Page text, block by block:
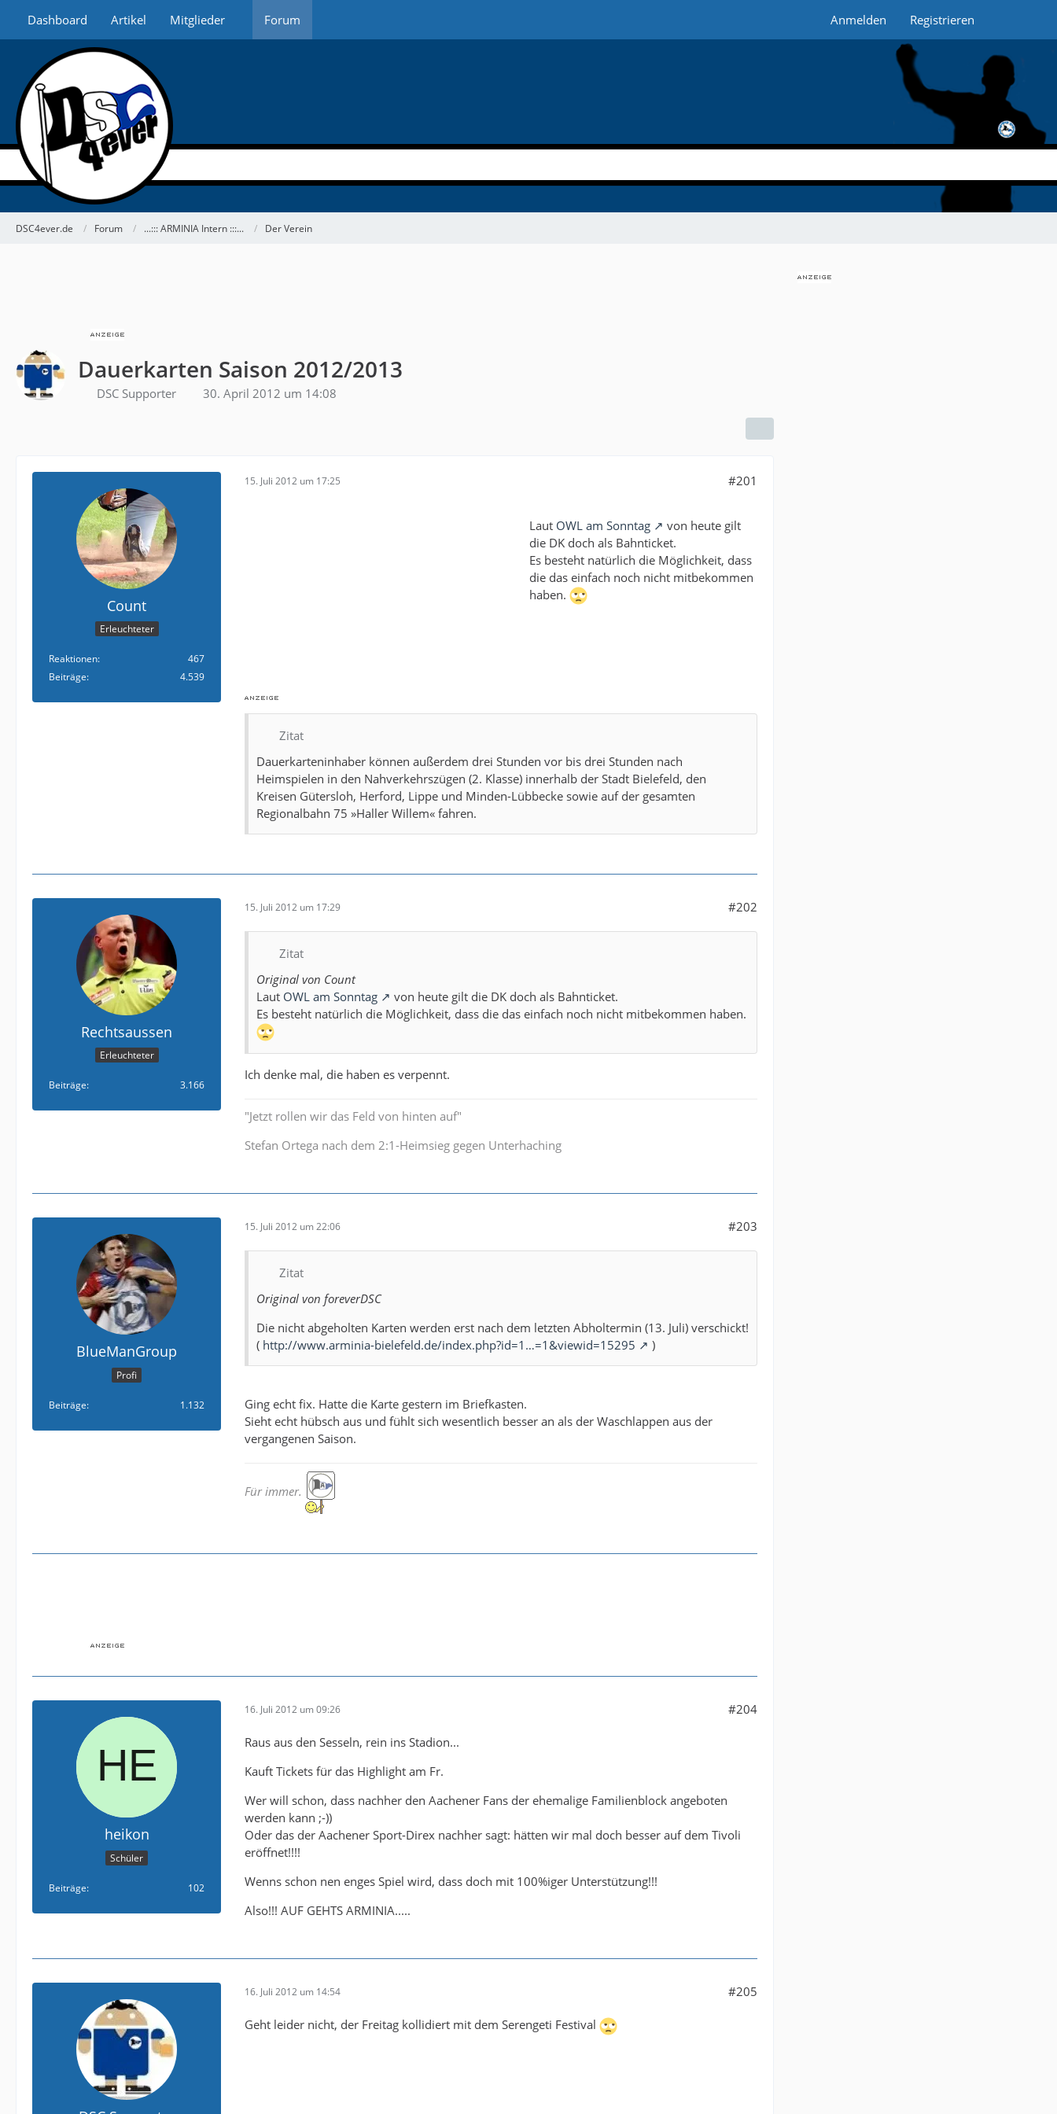
Dashboard Artikel Mitglieder Forum Anmelden Registrieren
DSC4ever.de Forum ...::: ARMINIA Intern :::... Der Verein
Dauerkarten Saison 2012/2013
DSC Supporter 30. April 2012 um 14:08
Count
Erleuchteter
Reaktionen
467
Beiträge
4.539
15. Juli 2012 um 17:25 #201
Laut OWL am Sonntag
von heute gilt
die DK doch als Bahnticket.
Es besteht natürlich die Möglichkeit, dass
die das einfach noch nicht mitbekommen
haben.
Zitat
Dauerkarteninhaber können außerdem drei Stunden vor bis drei Stunden nach
Heimspielen in den Nahverkehrszügen (2. Klasse) innerhalb der Stadt Bielefeld, den
Kreisen Gütersloh, Herford, Lippe und Minden-Lübbecke sowie auf der gesamten
Regionalbahn 75 »Haller Willem« fahren.
Rechtsaussen
Erleuchteter
Beiträge 3.166
15. Juli 2012 um 17:29 #202
Zitat
Original von Count
Laut OWL am Sonntag
von heute gilt die DK doch als Bahnticket.
Es besteht natürlich die Möglichkeit, dass die das einfach noch nicht mitbekommen haben.
Ich denke mal, die haben es verpennt.
"Jetzt rollen wir das Feld von hinten auf"
Stefan Ortega nach dem 2:1-Heimsieg gegen Unterhaching
BlueManGroup
Profi
Beiträge 1.132
15. Juli 2012 um 22:06 #203
Zitat
Original von foreverDSC
Die nicht abgeholten Karten werden erst nach dem letzten Abholtermin (13. Juli) verschickt!
( http://www.arminia-bielefeld.de/index.php?id=1…=1&viewid=15295 )
Ging echt fix. Hatte die Karte gestern im Briefkasten.
Sieht echt hübsch aus und fühlt sich wesentlich besser an als der Waschlappen aus der
vergangenen Saison.
Für immer.
heikon
Schüler
Beiträge 102
16. Juli 2012 um 09:26 #204
Raus aus den Sesseln, rein ins Stadion...
Kauft Tickets für das Highlight am Fr.
Wer will schon, dass nachher den Aachener Fans der ehemalige Familienblock angeboten
werden kann ;-))
Oder das der Aachener Sport-Direx nachher sagt: hätten wir mal doch besser auf dem Tivoli
eröffnet!!!!
Wenns schon nen enges Spiel wird, dass doch mit 100%iger Unterstützung!!!
Also!!! AUF GEHTS ARMINIA.....
16. Juli 2012 um 14:54 #205
Geht leider nicht, der Freitag kollidiert mit dem Serengeti Festival